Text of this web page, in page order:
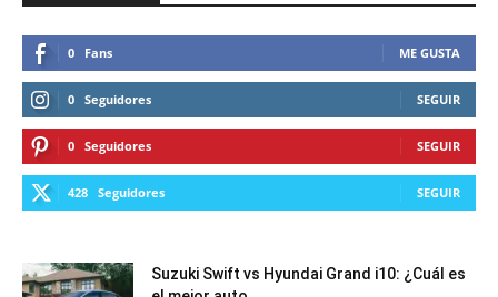
0 Fans ME GUSTA
0 Seguidores SEGUIR
0 Seguidores SEGUIR
428 Seguidores SEGUIR
Suzuki Swift vs Hyundai Grand i10: ¿Cuál es